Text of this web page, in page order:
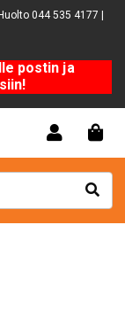
044 535 4177 |
postin ja